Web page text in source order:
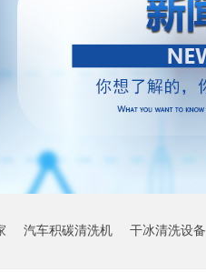
汽车积碳清洗机 干冰清洗设备